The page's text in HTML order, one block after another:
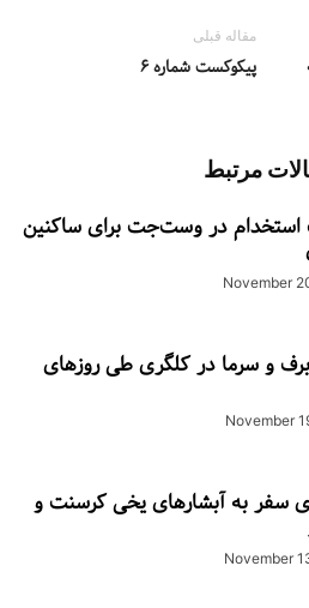
مقاله قبلی
پیکوکست شماره ۶
مرتبط
در وست‌جت برای ساکنین
November
و سرما در کلگری طی روزهای
November
سفر به آبشارهای یخی کرسنت و
November